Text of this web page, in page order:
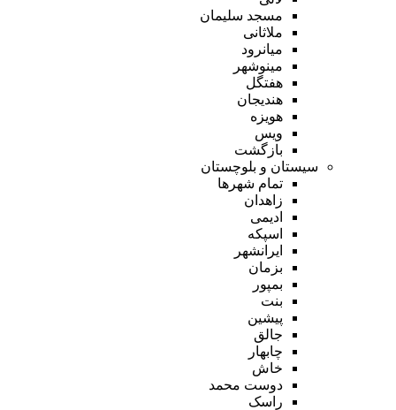
مسجد سلیمان
ملاثانی
میانرود
مینوشهر
هفتگل
هندیجان
هویزه
ویس
بازگشت
سیستان و بلوچستان
تمام شهر‌ها
زاهدان
ادیمی
اسپکه
ایرانشهر
بزمان
بمپور
بنت
پیشین
جالق
چابهار
خاش
دوست محمد
راسک